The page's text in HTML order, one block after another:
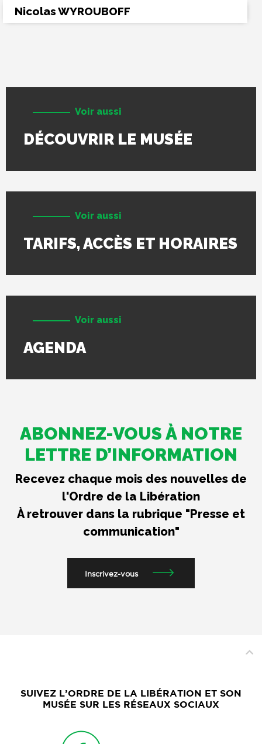
Nicolas WYROUBOFF
Voir aussi
DÉCOUVRIR LE MUSÉE
Voir aussi
TARIFS, ACCÈS ET HORAIRES
Voir aussi
AGENDA
ABONNEZ-VOUS À NOTRE
LETTRE D’INFORMATION
Recevez chaque mois des nouvelles de
l'Ordre de la Libération
À retrouver dans la rubrique "Presse et
communication"
Inscrivez-vous
SUIVEZ L’ORDRE DE LA LIBÉRATION ET SON
MUSÉE SUR LES RÉSEAUX SOCIAUX